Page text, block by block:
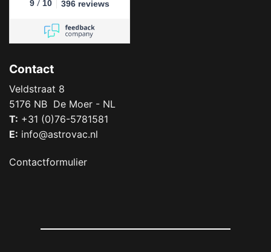
9 / 10 396 reviews
Contact
Veldstraat 8
5176 NB De Moer - NL
T: +31 (0)76-5781581
E: info@astrovac.nl
Contactformulier